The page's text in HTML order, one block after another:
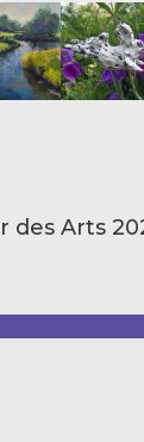
des Arts